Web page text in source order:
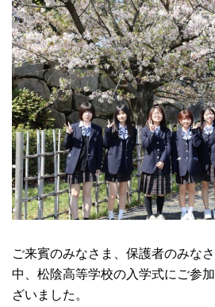
ご来賓のみなさま、保護者のみな
中、松陰高等学校の入学式にご参
ざいました。